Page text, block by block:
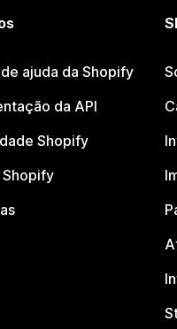
ajuda da Shopify
da API
Shopify